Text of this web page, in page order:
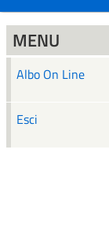
MENU
Albo On Line
Esci